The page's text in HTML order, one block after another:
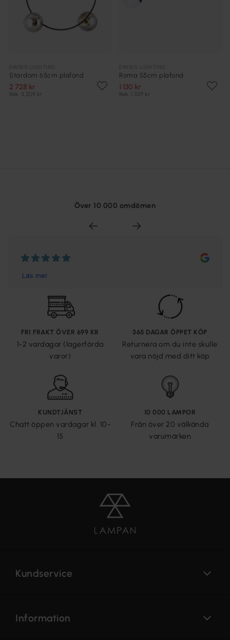
Stardom 65cm plafond
2 728 kr
Rek. 3 209 kr
Roma 55cm plafond
1 130 kr
Rek. 1 329 kr
Över 10 000 omdömen
FRI FRAKT ÖVER 699 KR
1-2 vardagar (lagerförda
varor)
365 DAGAR ÖPPET KÖP
Returnera om du inte skulle
vara nöjd med ditt köp
KUNDTJÄNST
Chatt öppen vardagar kl. 10-
15
10 000 LAMPOR
Från över 20 välkända
varumärken
Kundservice
Information